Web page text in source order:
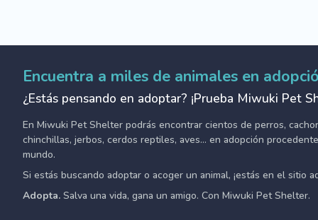
Encuentra a miles de animales en
¿Estás pensando en adoptar? ¡Prueba Miwuki Pet
En Miwuki Pet Shelter podrás encontrar cientos de perros,
chinchillas, jerbos, cerdos reptiles, aves... en adopción
mundo.
Si estás buscando adoptar o acoger un animal, ¡estás en el sitio
Adopta. Salva una vida, gana un amigo. Con Miwuki Pet Shelter.